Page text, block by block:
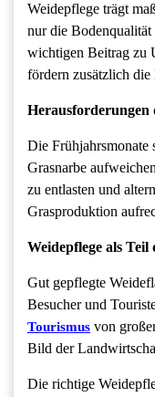
Weidepflege trägt
nur die
wichtigen Beitrag zu
fördern zusätzlich
Herausforderungen
Die Frühjahrsmonate
Grasnarbe
zu entlasten und
Grasproduktion
Weidepflege als
Gut gepflegte
Besucher und
Tourismus von
Bild der
Die richtige